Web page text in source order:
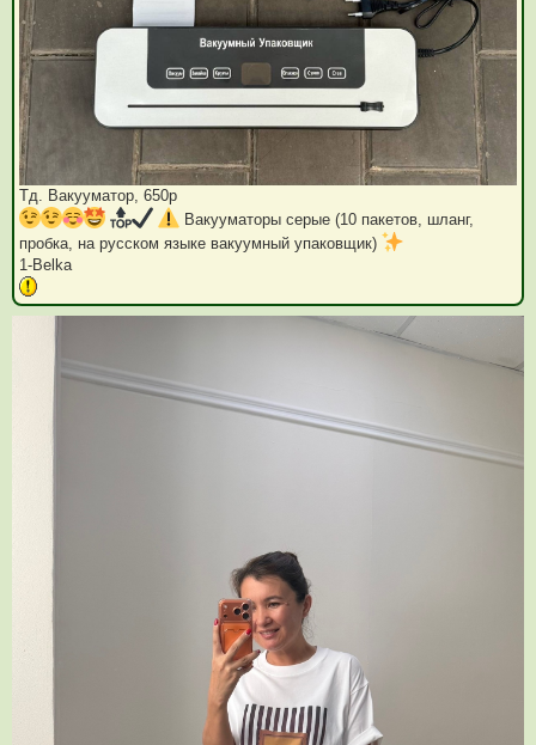
Тд. Вакууматор, 650р
Вакууматоры серые (10 пакетов, шланг,
пробка, на русском языке вакуумный упаковщик)
1-Belka